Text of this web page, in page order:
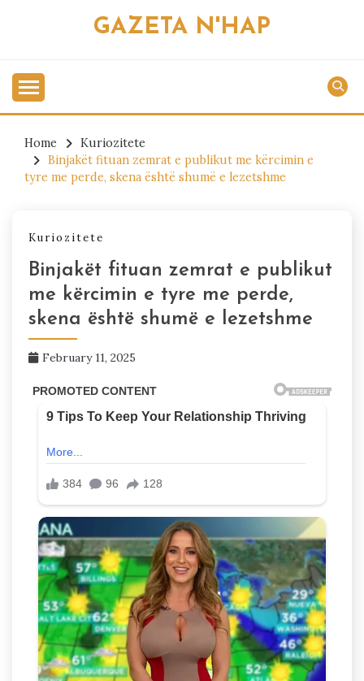
GAZETA N'HAP
Home
Kuriozitete
Binjakët fituan zemrat e publikut me kërcimin e
tyre me perde, skena është shumë e lezetshme
Kuriozitete
Binjakët fituan zemrat e publikut
me kërcimin e tyre me perde,
skena është shumë e lezetshme
February 11, 2025